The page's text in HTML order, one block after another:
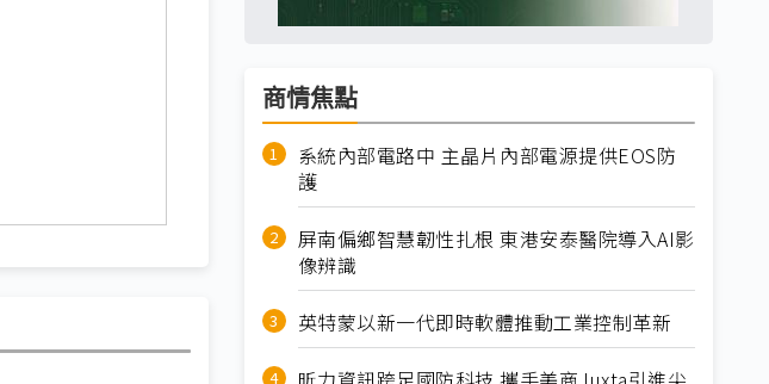
商情焦點
系統內部電路中 主晶片內部電源提供EOS防
護
屏南偏鄉智慧韌性扎根 東港安泰醫院導入AI影
像辨識
英特蒙以新一代即時軟體推動工業控制革新